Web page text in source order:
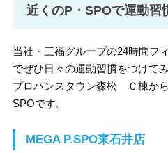
近くのP・SPOで運動習
当社・三福グループの24時間フ
でぜひ日々の運動習慣をつけて
プロバンスタウン森松 Ｃ棟か
SPOです。
MEGA P.SPO東石井店